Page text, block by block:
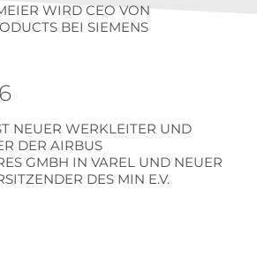
WIRD CEO VON
BEI SIEMENS
NEUER WERKLEITER UND
DER AIRBUS
GMBH IN VAREL UND NEUER
DES MIN E.V.